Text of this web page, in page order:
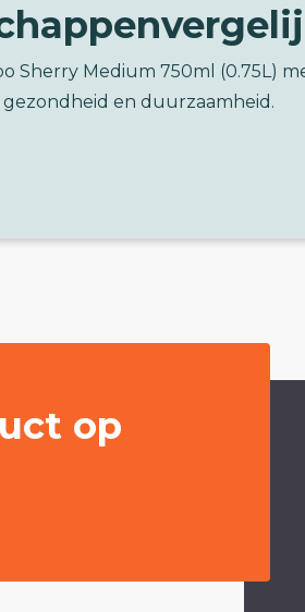
Sherry Medium 750ml (0.75L)
en duurzaamheid.
op